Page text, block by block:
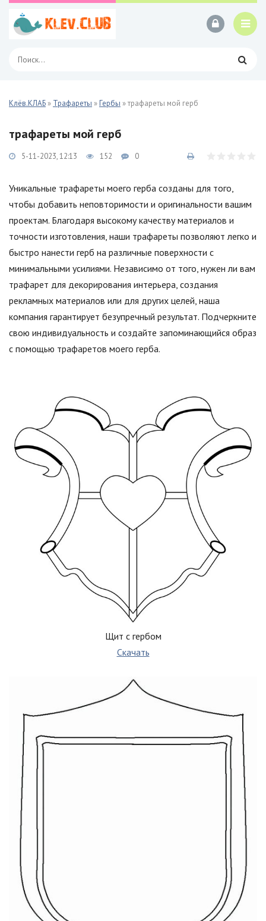
Клёв.КЛАБ » Трафареты »Гербы » трафареты мой герб
трафареты мой герб
5-11-2023, 12:13 152 0
Уникальные трафареты моего герба созданы для того,
чтобы добавить неповторимости и оригинальности вашим
проектам. Благодаря высокому качеству материалов и
точности изготовления, наши трафареты позволяют легко и
быстро нанести герб на различные поверхности с
минимальными усилиями. Независимо от того, нужен ли вам
трафарет для декорирования интерьера, создания
рекламных материалов или для других целей, наша
компания гарантирует безупречный результат. Подчеркните
свою индивидуальность и создайте запоминающийся образ
с помощью трафаретов моего герба.
Щит с гербом
Скачать